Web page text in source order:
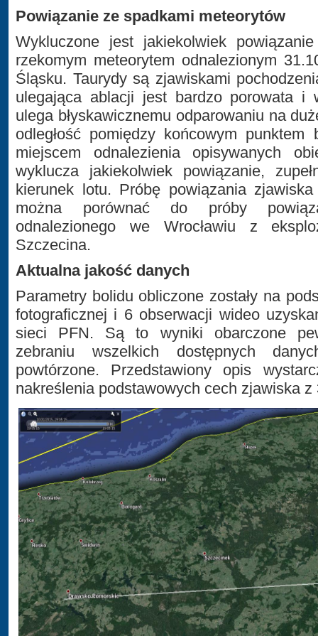
Powiązanie ze spadkami meteorytów
Wykluczone jest jakiekolwiek
rzekomym meteorytem odnalezionym
Śląsku. Taurydy są zjawiskami
ulegająca ablacji jest bardzo porowata i
ulega błyskawicznemu odparowaniu na
odległość pomiędzy końcowym punktem
miejscem odnalezienia opisywanych
wyklucza jakiekolwiek powiązanie,
kierunek lotu. Próbę powiązania
można porównać do próby
odnalezionego we Wrocławiu z
Szczecina.
Aktualna jakość danych
Parametry bolidu obliczone zostały na
fotograficznej i 6 obserwacji wideo
sieci PFN. Są to wyniki obarczone
zebraniu wszelkich dostępnych
powtórzone. Przedstawiony opis
nakreślenia podstawowych cech zjawiska z